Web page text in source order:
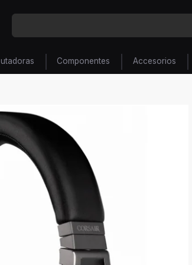
Componentes Accesorios